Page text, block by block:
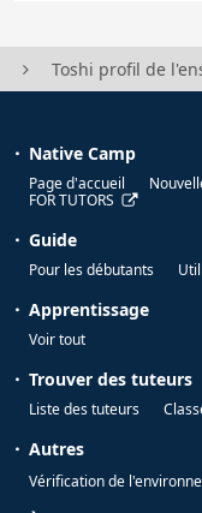
Toshi profil de
Native Camp
Page d'accueil
FOR TUTORS
Guide
Pour les débutants
Apprentissage
Voir tout
Trouver des tuteurs
Liste des tuteurs
Autres
Vérification de